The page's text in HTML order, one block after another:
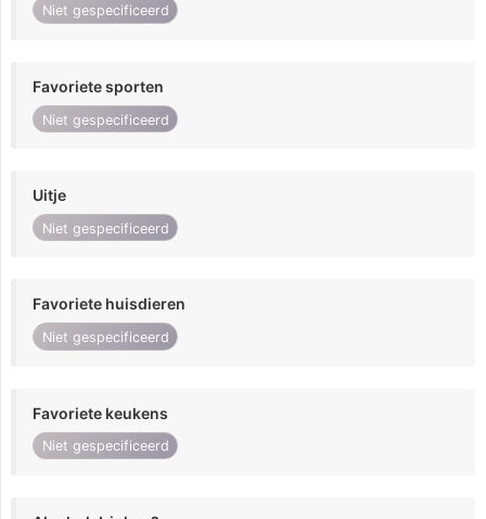
Niet gespecificeerd
Favoriete sporten
Niet gespecificeerd
Uitje
Niet gespecificeerd
Favoriete huisdieren
Niet gespecificeerd
Favoriete keukens
Niet gespecificeerd